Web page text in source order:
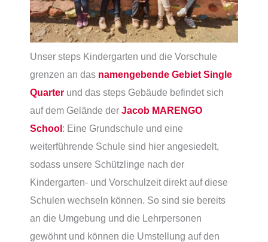
Unser steps Kindergarten und die Vorschule
grenzen an das namengebende Gebiet Single
Quarter und das steps Gebäude befindet sich
auf dem Gelände der Jacob MARENGO
School: Eine Grundschule und eine
weiterführende Schule sind hier angesiedelt,
sodass unsere Schützlinge nach der
Kindergarten- und Vorschulzeit direkt auf diese
Schulen wechseln können. So sind sie bereits
an die Umgebung und die Lehrpersonen
gewöhnt und können die Umstellung auf den